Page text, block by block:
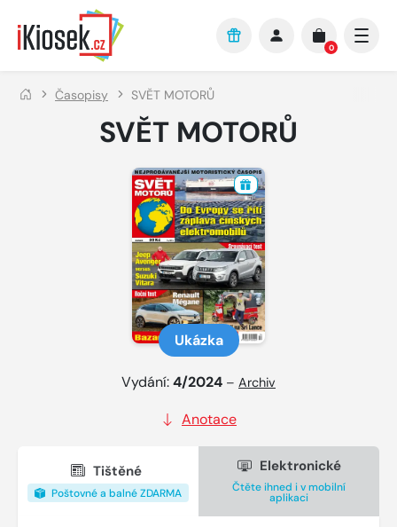
Přejít na hlavní obsah
0
Časopisy SVĚT MOTORŮ
SVĚT MOTORŮ
Ukázka
Vydání:4/2024 – Archiv
Anotace
Tištěné
Poštovné a balné ZDARMA
Elektronické
Čtěte ihned i v mobilní
aplikaci